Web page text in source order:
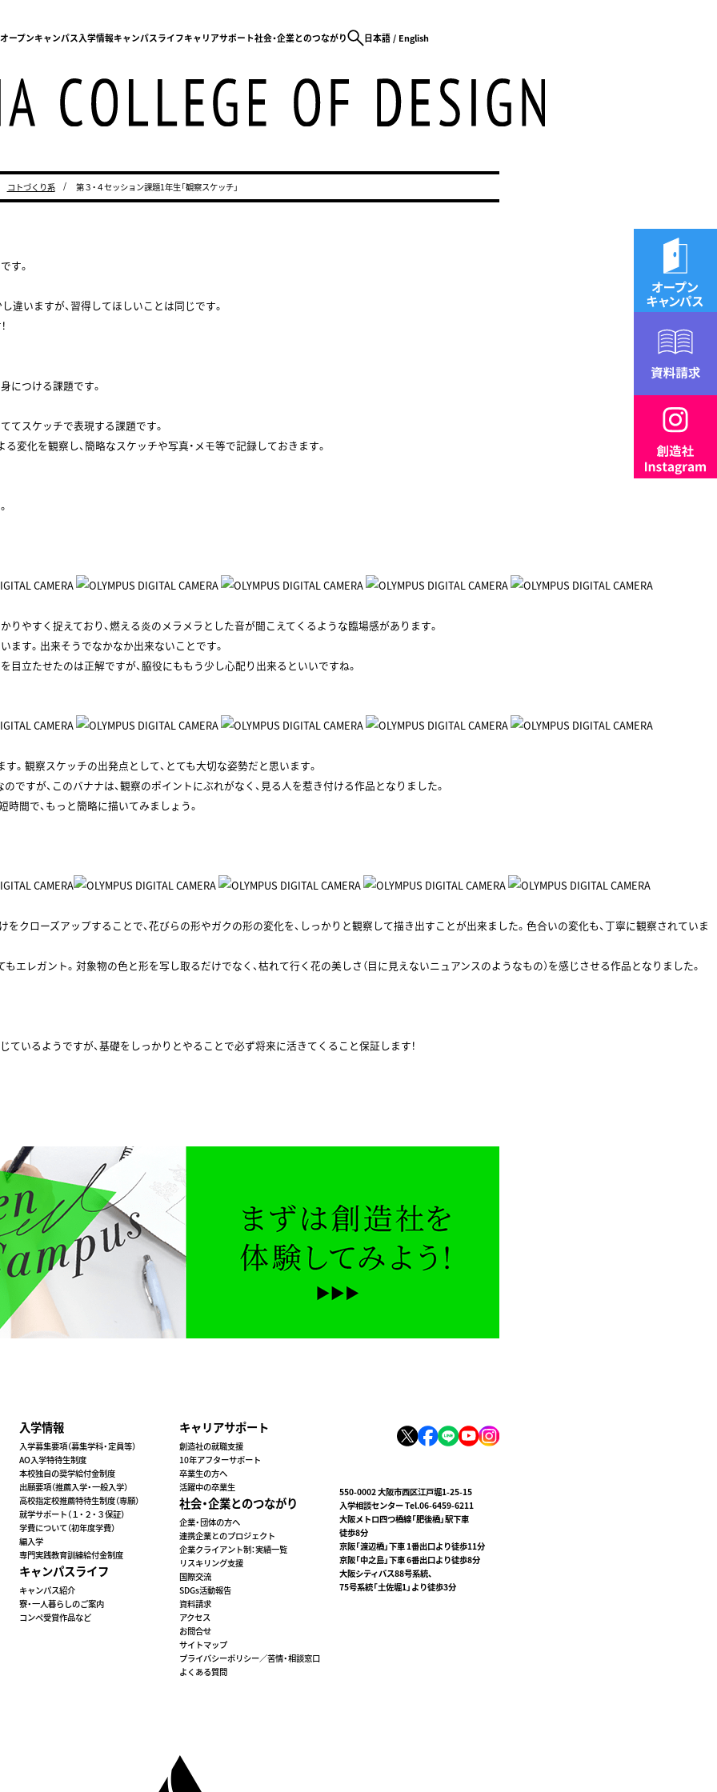
オープンキャンパス入学情報キャンパスライフキャリアサポート社会・企業とのつながり 日本語 English
コトづくり系 第３・４セッション課題1年生「観察スケッチ」
す。
いますが、習得してほしいことは同じです。
につける課題です。
てスケッチで表現する課題です。
変化を観察し、簡略なスケッチや写真・メモ等で記録しておきます。
やすく捉えており、燃える炎のメラメラとした音が聞こえてくるような臨場感があります。
す。出来そうでなかなか出来ないことです。
目立たせたのは正解ですが、脇役にももう少し心配り出来るといいですね。
。観察スケッチの出発点として、とても大切な姿勢だと思います。
すが、このバナナは、観察のポイントにぶれがなく、見る人を惹き付ける作品となりました。
間で、もっと簡略に描いてみましょう。
クローズアップすることで、花びらの形やガクの形の変化を、しっかりと観察して描き出すことが出来ました。色合いの変化も、丁寧に観察されていま
エレガント。対象物の色と形を写し取るだけでなく、枯れて行く花の美しさ（目に見えないニュアンスのようなもの）を感じさせる作品となりました。
いるようですが、基礎をしっかりとやることで必ず将来に活きてくること保証します！
入学情報
入学募集要項（募集学科・定員等）
AO入学特待生制度
本校独自の奨学給付金制度
出願要項（推薦入学・一般入学）
高校指定校推薦特待生制度（専願）
就学サポート（１・２・３保証）
学費について（初年度学費）
編入学
専門実践教育訓練給付金制度
キャンパスライフ
キャンパス紹介
寮・一人暮らしのご案内
コンペ受賞作品など
キャリアサポート
創造社の就職支援
10年アフターサポート
卒業生の方へ
活躍中の卒業生
社会・企業とのつながり
企業・団体の方へ
連携企業とのプロジェクト
企業クライアント制：実績⼀覧
リスキリング支援
国際交流
SDGs活動報告
資料請求
アクセス
お問合せ
サイトマップ
プライバシーポリシー／苦情・相談窓口
よくある質問
550-0002 大阪市西区江戸堀1-25-15
入学相談センター Tel.06-6459-6211
大阪メトロ四つ橋線「肥後橋」駅下車
徒歩8分
京阪「渡辺橋」下車 1番出口より徒歩11分
京阪「中之島」下車 6番出口より徒歩8分
大阪シティバス88号系統、
75号系統「土佐堀1」より徒歩3分